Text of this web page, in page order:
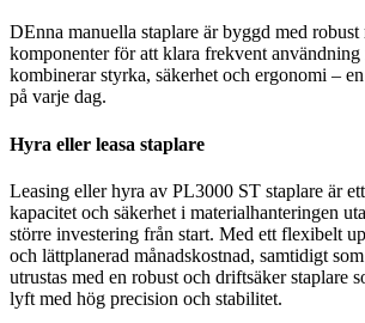
DEnna manuella staplare är byggd med robust
komponenter för att klara frekvent
kombinerar styrka, säkerhet och ergonomi –
på varje dag.
Hyra eller leasa staplare
Leasing eller hyra av PL3000 ST staplare är
kapacitet och säkerhet i materialhanteringen
större investering från start. Med ett flexibelt
och lättplanerad månadskostnad, samtidigt
utrustas med en robust och driftsäker staplare
lyft med hög precision och stabilitet.